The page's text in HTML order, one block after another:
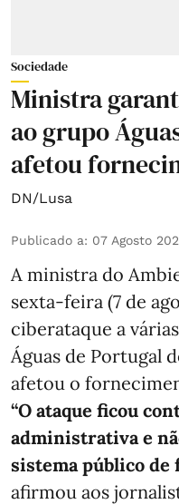
Sociedade
Ministra
ao grupo
afetou
DN/Lusa
Publicado a: 07 Agosto
A ministra do
sexta-feira (7 de
ciberataque a
Águas de Portugal
afetou o
“O ataque ficou
administrativa e
sistema público de
afirmou aos